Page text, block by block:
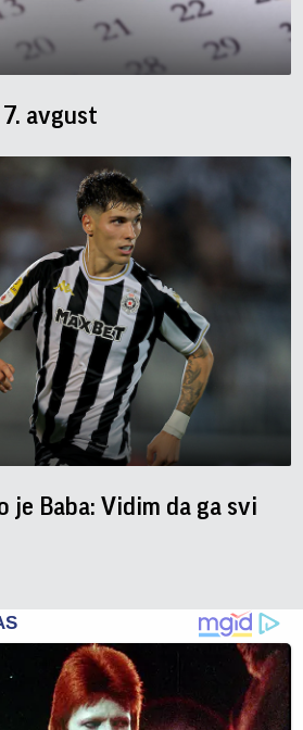
7. avgust
je Baba: Vidim da ga svi